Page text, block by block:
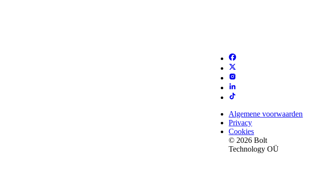
Algemene voorwaarden
Privacy
Cookies
© 2026 Bolt
Technology OÜ